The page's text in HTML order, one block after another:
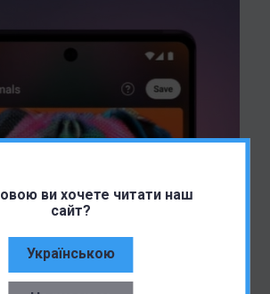
ви хочете читати наш
сайт?
Українською